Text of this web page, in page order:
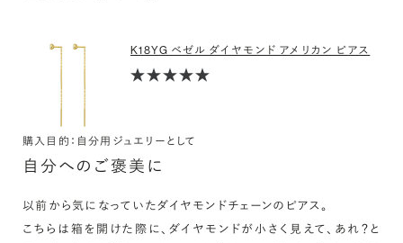
K18YG ベゼル ダイヤモンド アメリカン ピアス
購入目的：自分用ジュエリーとして
自分へのご褒美に
以前から気になっていたダイヤモンドチェーンのピアス。
こちらは箱を開けた際に、ダイヤモンドが小さく見えて、あれ？と